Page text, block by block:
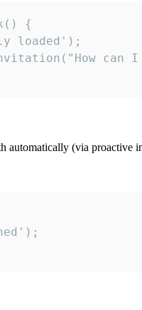
{
loaded');
can I
automatically (via proactive